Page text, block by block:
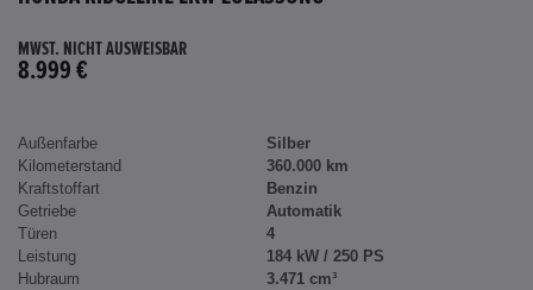
MWST. NICHT AUSWEISBAR
8.999 €
Außenfarbe
Silber
Kilometerstand
360.000 km
Kraftstoffart
Benzin
Getriebe
Automatik
Türen
4
Leistung
184 kW / 250 PS
Hubraum
3.471 cm³